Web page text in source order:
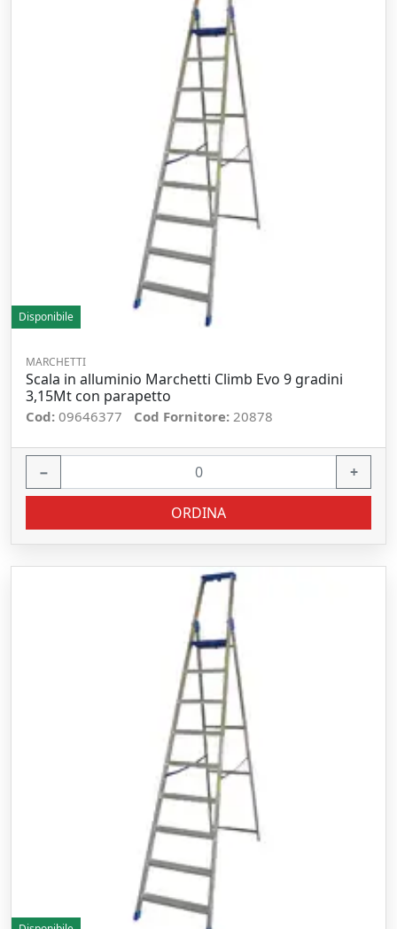
Disponibile
MARCHETTI
Scala in alluminio Marchetti Climb Evo 9 gradini
3,15Mt con parapetto
Cod: 09646377 Cod Fornitore: 20878
− +
ORDINA